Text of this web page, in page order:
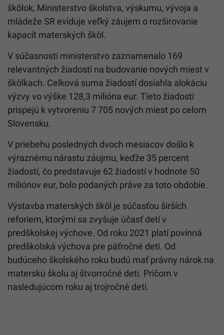
škôlok, Ministerstvo školstva, výskumu, vývoja a
mládeže SR eviduje veľký záujem o rozširovanie
kapacít materských škôl.
V súčasnosti ministerstvo zaznamenalo 169
relevantných žiadostí na budovanie nových miest v
škôlkach. Celková suma žiadostí dosiahla alokáciu
výzvy vo výške 128,3 milióna eur. Tieto žiadosti
prispejú k vytvoreniu 7 705 nových miest po celom
Slovensku.
V priebehu posledných dvoch mesiacov došlo k
výraznému nárastu záujmu, keďže 35 percent
žiadostí, čo predstavuje 62 žiadostí v hodnote 50
miliónov eur, bolo podaných práve za toto obdobie.
Výstavba materských škôl je súčasťou širších
reforiem, ktorými sa zvyšuje účasť detí v
predškolskej výchove. Od roku 2021 platí povinná
predškolská výchova pre päťročné deti. Od
budúceho školského roku budú mať právny nárok na
materskú školu aj štvorročné deti. Pričom v
nasledujúcom roku aj trojročné deti.